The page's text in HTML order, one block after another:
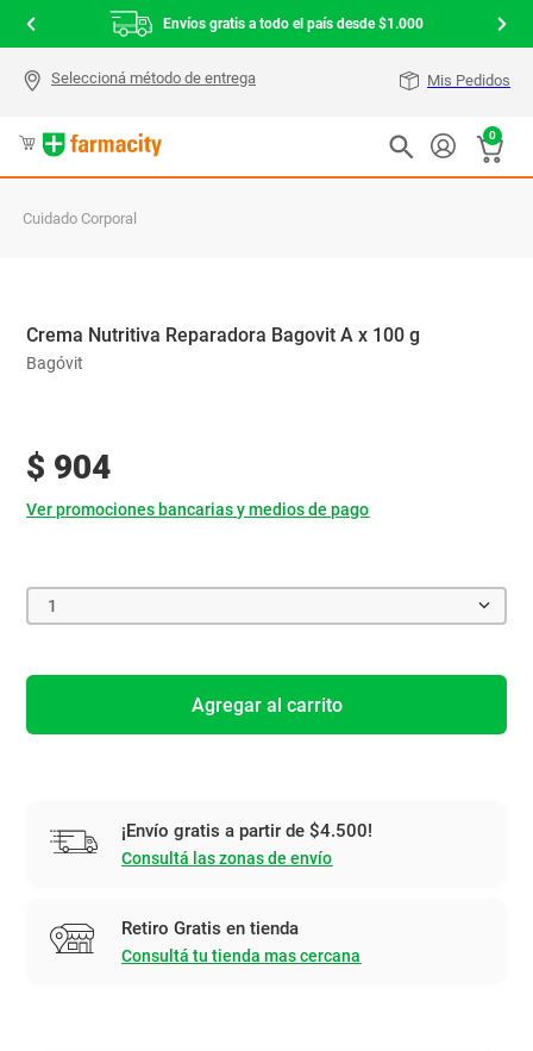
Envíos gratis a todo el país desde $1.000
Mis Pedidos
0
Cuidado Corporal
Crema Nutritiva Reparadora Bagovit A x 100 g
Bagóvit
$ 904
Ver promociones bancarias y medios de pago
1
Agregar al carrito
¡Envío gratis a partir de $4.500!
Consultá las zonas de envío
Retiro Gratis en tienda
Consultá tu tienda mas cercana